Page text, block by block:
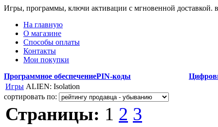
Игры, программы, ключи активации с мгновенной доставкой.
На главную
О магазине
Способы оплаты
Контакты
Мои покупки
Программное обеспечениеPIN-коды
Игры ALIEN: Isolation
сортировать по:
Страницы: 1 2 3